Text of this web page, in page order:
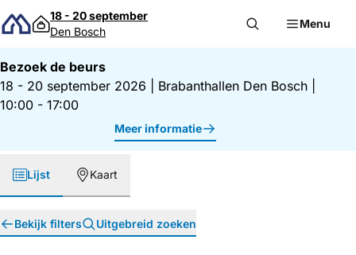
Direct naar inhoud
18 - 20 september
Den Bosch
Menu
Bezoek de beurs
18 - 20 september 2026
Brabanthallen Den Bosch
10:00 - 17:00
Meer informatie
Lijst Kaart
Bekijk filters Uitgebreid zoeken